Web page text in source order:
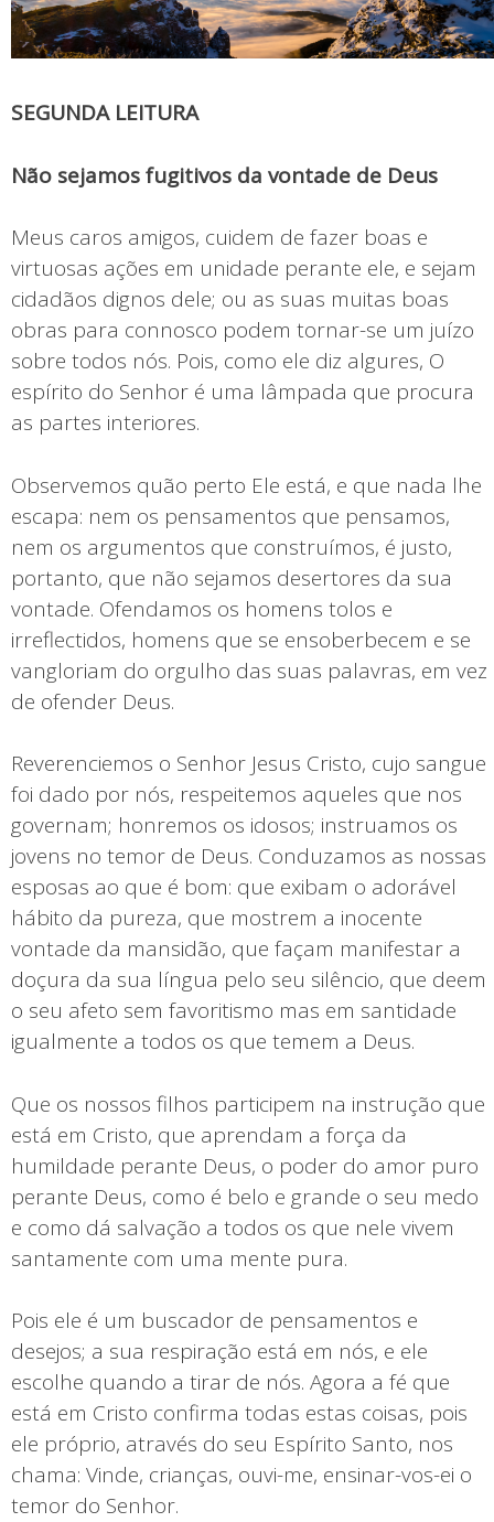
SEGUNDA LEITURA
Não sejamos fugitivos da vontade de Deus
Meus caros amigos, cuidem de fazer boas e
virtuosas ações em unidade perante ele, e sejam
cidadãos dignos dele; ou as suas muitas boas
obras para connosco podem tornar-se um juízo
sobre todos nós. Pois, como ele diz algures, O
espírito do Senhor é uma lâmpada que procura
as partes interiores.
Observemos quão perto Ele está, e que nada lhe
escapa: nem os pensamentos que pensamos,
nem os argumentos que construímos, é justo,
portanto, que não sejamos desertores da sua
vontade. Ofendamos os homens tolos e
irreflectidos, homens que se ensoberbecem e se
vangloriam do orgulho das suas palavras, em vez
de ofender Deus.
Reverenciemos o Senhor Jesus Cristo, cujo sangue
foi dado por nós, respeitemos aqueles que nos
governam; honremos os idosos; instruamos os
jovens no temor de Deus. Conduzamos as nossas
esposas ao que é bom: que exibam o adorável
hábito da pureza, que mostrem a inocente
vontade da mansidão, que façam manifestar a
doçura da sua língua pelo seu silêncio, que deem
o seu afeto sem favoritismo mas em santidade
igualmente a todos os que temem a Deus.
Que os nossos filhos participem na instrução que
está em Cristo, que aprendam a força da
humildade perante Deus, o poder do amor puro
perante Deus, como é belo e grande o seu medo
e como dá salvação a todos os que nele vivem
santamente com uma mente pura.
Pois ele é um buscador de pensamentos e
desejos; a sua respiração está em nós, e ele
escolhe quando a tirar de nós. Agora a fé que
está em Cristo confirma todas estas coisas, pois
ele próprio, através do seu Espírito Santo, nos
chama: Vinde, crianças, ouvi-me, ensinar-vos-ei o
temor do Senhor.